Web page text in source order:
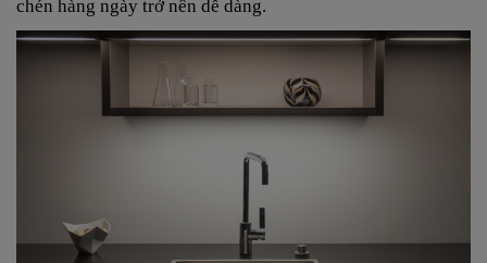
chén hàng ngày trở nên dễ dàng.